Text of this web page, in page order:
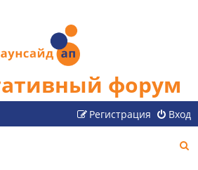
форум
Вход
Регистрация